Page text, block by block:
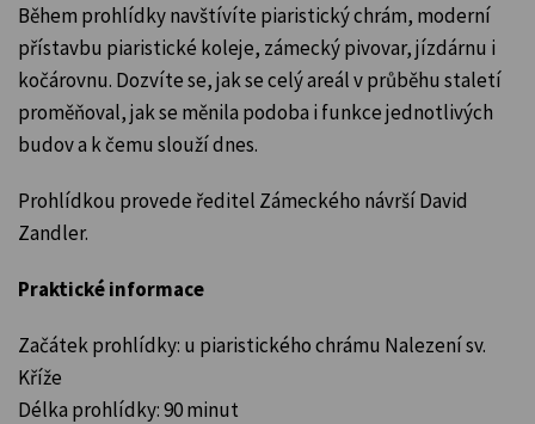
Během prohlídky navštívíte piaristický chrám, moderní
přístavbu piaristické koleje, zámecký pivovar, jízdárnu i
kočárovnu. Dozvíte se, jak se celý areál v průběhu staletí
proměňoval, jak se měnila podoba i funkce jednotlivých
budov a k čemu slouží dnes.
Prohlídkou provede ředitel Zámeckého návrší David
Zandler.
Praktické informace
Začátek prohlídky: u piaristického chrámu Nalezení sv.
Kříže
Délka prohlídky: 90 minut